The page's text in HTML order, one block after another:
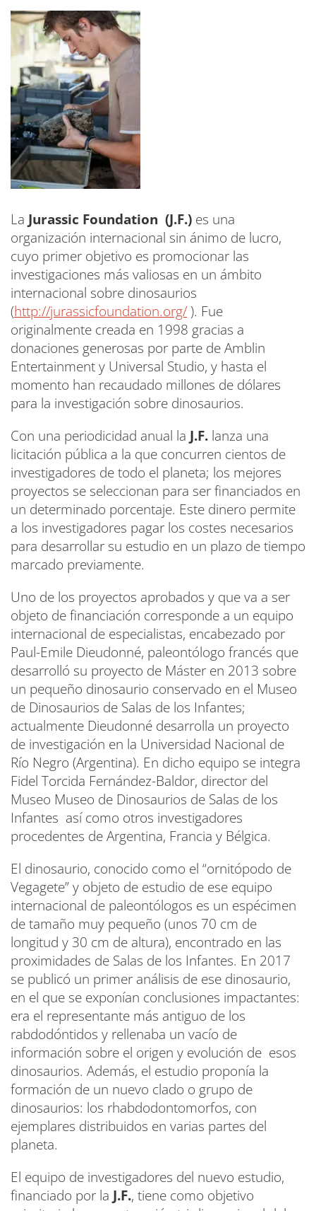
La Jurassic Foundation (J.F.) es una
organización internacional sin ánimo de lucro,
cuyo primer objetivo es promocionar las
investigaciones más valiosas en un ámbito
internacional sobre dinosaurios
(http://jurassicfoundation.org/ ). Fue
originalmente creada en 1998 gracias a
donaciones generosas por parte de Amblin
Entertainment y Universal Studio, y hasta el
momento han recaudado millones de dólares
para la investigación sobre dinosaurios.
Con una periodicidad anual la J.F. lanza una
licitación pública a la que concurren cientos de
investigadores de todo el planeta; los mejores
proyectos se seleccionan para ser financiados en
un determinado porcentaje. Este dinero permite
a los investigadores pagar los costes necesarios
para desarrollar su estudio en un plazo de tiempo
marcado previamente.
Uno de los proyectos aprobados y que va a ser
objeto de financiación corresponde a un equipo
internacional de especialistas, encabezado por
Paul-Emile Dieudonné, paleontólogo francés que
desarrolló su proyecto de Máster en 2013 sobre
un pequeño dinosaurio conservado en el Museo
de Dinosaurios de Salas de los Infantes;
actualmente Dieudonné desarrolla un proyecto
de investigación en la Universidad Nacional de
Río Negro (Argentina). En dicho equipo se integra
Fidel Torcida Fernández-Baldor, director del
Museo Museo de Dinosaurios de Salas de los
Infantes así como otros investigadores
procedentes de Argentina, Francia y Bélgica.
El dinosaurio, conocido como el “ornitópodo de
Vegagete” y objeto de estudio de ese equipo
internacional de paleontólogos es un espécimen
de tamaño muy pequeño (unos 70 cm de
longitud y 30 cm de altura), encontrado en las
proximidades de Salas de los Infantes. En 2017
se publicó un primer análisis de ese dinosaurio,
en el que se exponían conclusiones impactantes:
era el representante más antiguo de los
rabdodóntidos y rellenaba un vacío de
información sobre el origen y evolución de esos
dinosaurios. Además, el estudio proponía la
formación de un nuevo clado o grupo de
dinosaurios: los rhabdodontomorfos, con
ejemplares distribuidos en varias partes del
planeta.
El equipo de investigadores del nuevo estudio,
financiado por la J.F., tiene como objetivo